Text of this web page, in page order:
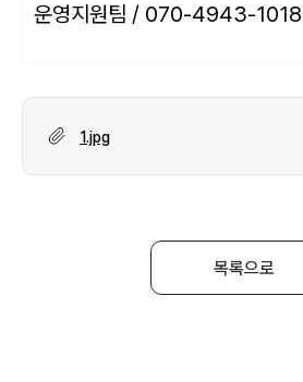
운영지원팀 / 070-4943-1018
1.jpg
목록으로